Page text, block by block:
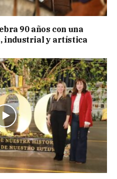
90 años con una
industrial y artística